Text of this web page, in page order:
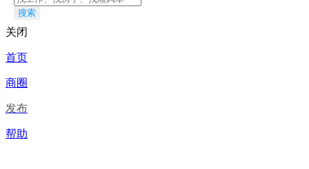
搜索
关闭
首页
商圈
发布
帮助